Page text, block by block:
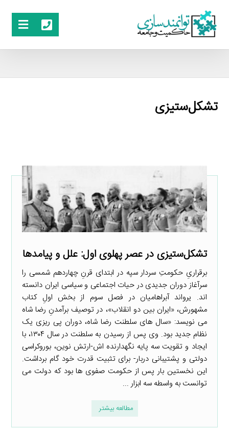
تشکل‌ستیزی
تشکل‌ستیزی در عصر پهلوی اول: علل و پیامدها
برقراریِ حکومتِ سردار سپه در ابتدای قرنِ چهاردهم شمسی را
سرآغاز دوران جدیدی در حیات اجتماعی و سیاسی ایران دانسته
اند. یرواند آبراهامیان در فصل سوم از بخش اولِ کتاب
مشهورش، «ایران بین دو انقلاب»، در توصیف برآمدنِ رضا شاه
می نویسد: «سال های سلطنت رضا شاه، دوران پی ریزی یک
نظام جدید بود. وی پس از رسیدن به سلطنت در سال ۱۳۰۴، با
ایجاد و تقویت سه پایه نگهدارنده اش-ارتش نوین، بوروکراسی
دولتی و پشتیبانی دربار- برای تثبیت قدرت خود گام برداشت.
این نخستین بار پس از حکومت صفوی ها بود که دولت می
توانست به واسطه سه ابزار ...
مطالعه بیشتر